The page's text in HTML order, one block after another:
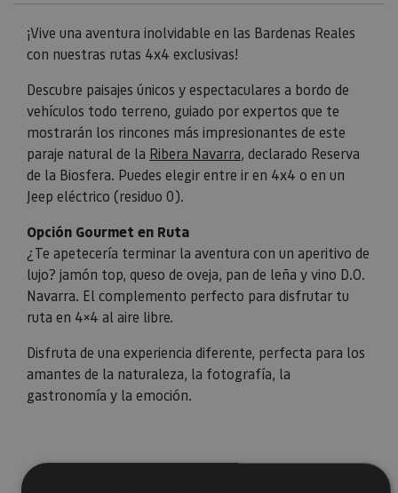
¡Vive una aventura inolvidable en las Bardenas Reales
con nuestras rutas 4x4 exclusivas!
Descubre paisajes únicos y espectaculares a bordo de
vehículos todo terreno, guiado por expertos que te
mostrarán los rincones más impresionantes de este
paraje natural de la Ribera Navarra, declarado Reserva
de la Biosfera. Puedes elegir entre ir en 4x4 o en un
Jeep eléctrico (residuo 0).
Opción Gourmet en Ruta
¿Te apetecería terminar la aventura con un aperitivo de
lujo? jamón top, queso de oveja, pan de leña y vino D.O.
Navarra. El complemento perfecto para disfrutar tu
ruta en 4×4 al aire libre.
Disfruta de una experiencia diferente, perfecta para los
amantes de la naturaleza, la fotografía, la
gastronomía y la emoción.